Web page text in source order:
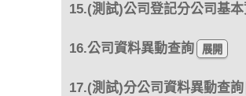
15.(測試)公司登記分公司基
16.公司資料異動查詢
17.(測試)分公司資料異動查詢